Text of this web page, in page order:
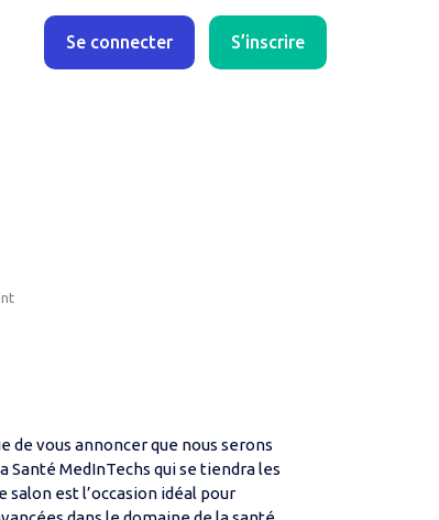
Se connecter S’inscrire
de vous annoncer que nous serons
Santé MedInTechs qui se tiendra les
salon est l’occasion idéal pour